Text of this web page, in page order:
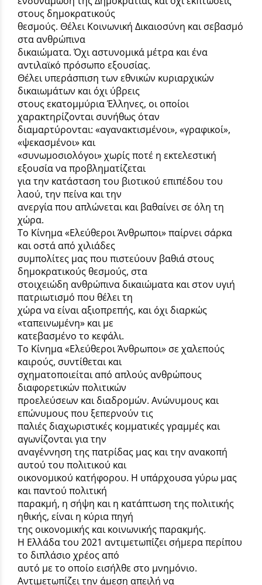
στους δημοκρατικούς
θεσμούς. Θέλει Κοινωνική Δικαιοσύνη και σεβασμό
στα ανθρώπινα
δικαιώματα. Όχι αστυνομικά μέτρα και ένα
αντιλαϊκό πρόσωπο εξουσίας.
Θέλει υπεράσπιση των εθνικών κυριαρχικών
δικαιωμάτων και όχι ύβρεις
στους εκατομμύρια Έλληνες, οι οποίοι
χαρακτηρίζονται συνήθως όταν
διαμαρτύρονται: «αγανακτισμένοι», «γραφικοί»,
«ψεκασμένοι» και
«συνωμοσιολόγοι» χωρίς ποτέ η εκτελεστική
εξουσία να προβληματίζεται
για την κατάσταση του βιοτικού επιπέδου του
λαού, την πείνα και την
ανεργία που απλώνεται και βαθαίνει σε όλη τη
χώρα.
Το Κίνημα «Ελεύθεροι Άνθρωποι» παίρνει σάρκα
και οστά από χιλιάδες
συμπολίτες μας που πιστεύουν βαθιά στους
δημοκρατικούς θεσμούς, στα
στοιχειώδη ανθρώπινα δικαιώματα και στον υγιή
πατριωτισμό που θέλει τη
χώρα να είναι αξιοπρεπής, και όχι διαρκώς
«ταπεινωμένη» και με
κατεβασμένο το κεφάλι.
Το Κίνημα «Ελεύθεροι Άνθρωποι» σε χαλεπούς
καιρούς, συντίθεται και
σχηματοποιείται από απλούς ανθρώπους
διαφορετικών πολιτικών
προελεύσεων και διαδρομών. Ανώνυμους και
επώνυμους που ξεπερνούν τις
παλιές διαχωριστικές κομματικές γραμμές και
αγωνίζονται για την
αναγέννηση της πατρίδας μας και την ανακοπή
αυτού του πολιτικού και
οικονομικού κατήφορου. Η υπάρχουσα γύρω μας
και παντού πολιτική
παρακμή, η σήψη και η κατάπτωση της πολιτικής
ηθικής, είναι η κύρια πηγή
της οικονομικής και κοινωνικής παρακμής.
Η Ελλάδα του 2021 αντιμετωπίζει σήμερα περίπου
το διπλάσιο χρέος από
αυτό με το οποίο εισήλθε στο μνημόνιο.
Αντιμετωπίζει την άμεση απειλή να